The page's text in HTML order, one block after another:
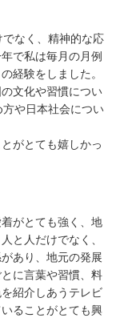
なく、精神的な応
で私は毎月の月例
経験をしました。
文化や習慣につい
や日本社会につい
がとても嬉しかっ
がとても強く、地
と人だけでなく、
あり、地元の発展
に言葉や習慣、料
紹介しあうテレビ
ることがとても興